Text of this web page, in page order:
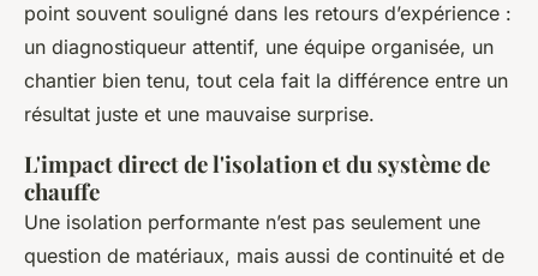
point souvent souligné dans les retours d’expérience :
un diagnostiqueur attentif, une équipe organisée, un
chantier bien tenu, tout cela fait la différence entre un
résultat juste et une mauvaise surprise.
L'impact direct de l'isolation et du système de
chauffe
Une isolation performante n’est pas seulement une
question de matériaux, mais aussi de continuité et de